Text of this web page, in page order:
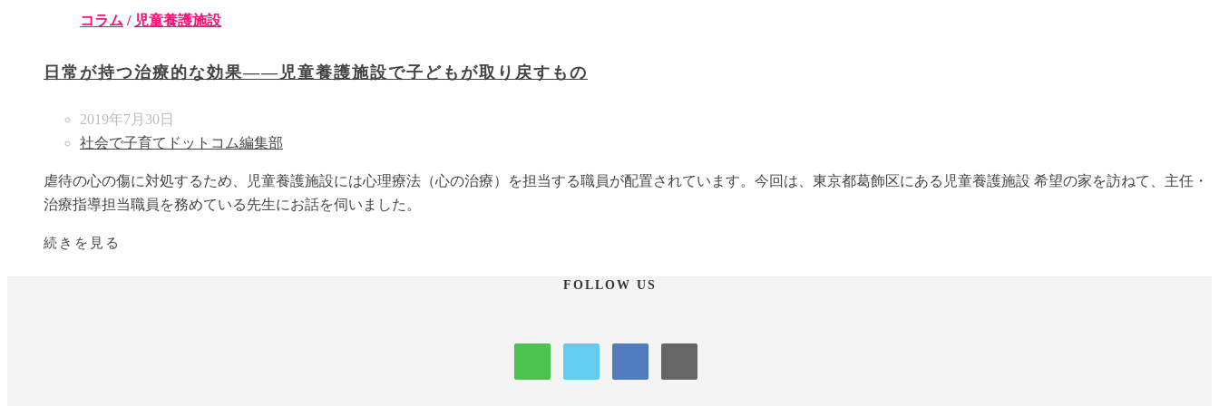
コラム / 児童養護施設
日常が持つ治療的な効果――児童養護施設で子どもが取り戻すもの
2019年7月30日
社会で子育てドットコム編集部
虐待の心の傷に対処するため、児童養護施設には心理療法（心の治療）を担当する職員が配置されています。今回は、東京都葛飾区にある児童養護施設 希望の家を訪ねて、主任・
治療指導担当職員を務めている先生にお話を伺いました。
続きを見る
FOLLOW US